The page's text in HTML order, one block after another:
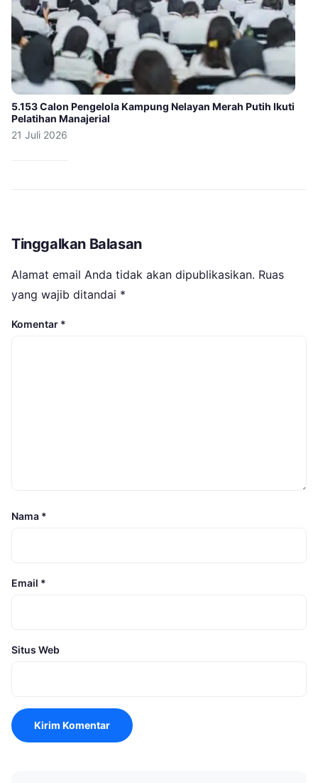
5.153 Calon Pengelola Kampung Nelayan Merah Putih Ikuti
Pelatihan Manajerial
21 Juli 2026
Tinggalkan Balasan
Alamat email Anda tidak akan dipublikasikan. Ruas
yang wajib ditandai *
Komentar *
Nama *
Email *
Situs Web